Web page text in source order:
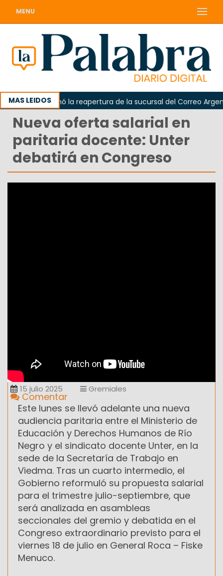
MENU
MAS LEIDOS
reclamó la reapertura de la sucursal del Correo
Nueva oferta salarial en
paritaria docente: Unter
debatirá en Congreso
15 julio 2025 Gremiales
Comentar
Este lunes se llevó adelante una nueva
audiencia paritaria entre el Ministerio de
Educación y Derechos Humanos de Río
Negro y el sindicato docente Unter, en la
sede de la Secretaría de Trabajo en
Viedma. Tras un cuarto intermedio, el
Gobierno reformuló su propuesta salarial
para el trimestre julio-septiembre, que
será analizada en asambleas
seccionales del gremio y debatida en el
Congreso extraordinario previsto para el
viernes 18 de julio en General Roca – Fiske
Menuco.